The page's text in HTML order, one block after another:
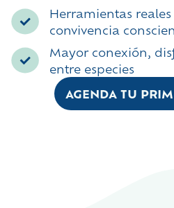
Herramientas
convivencia
Mayor conexión,
entre especies
AGENDA TU